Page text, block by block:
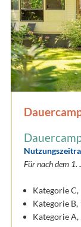
Für nach dem 1.
Kategorie C,
Kategorie B,
Kategorie A,